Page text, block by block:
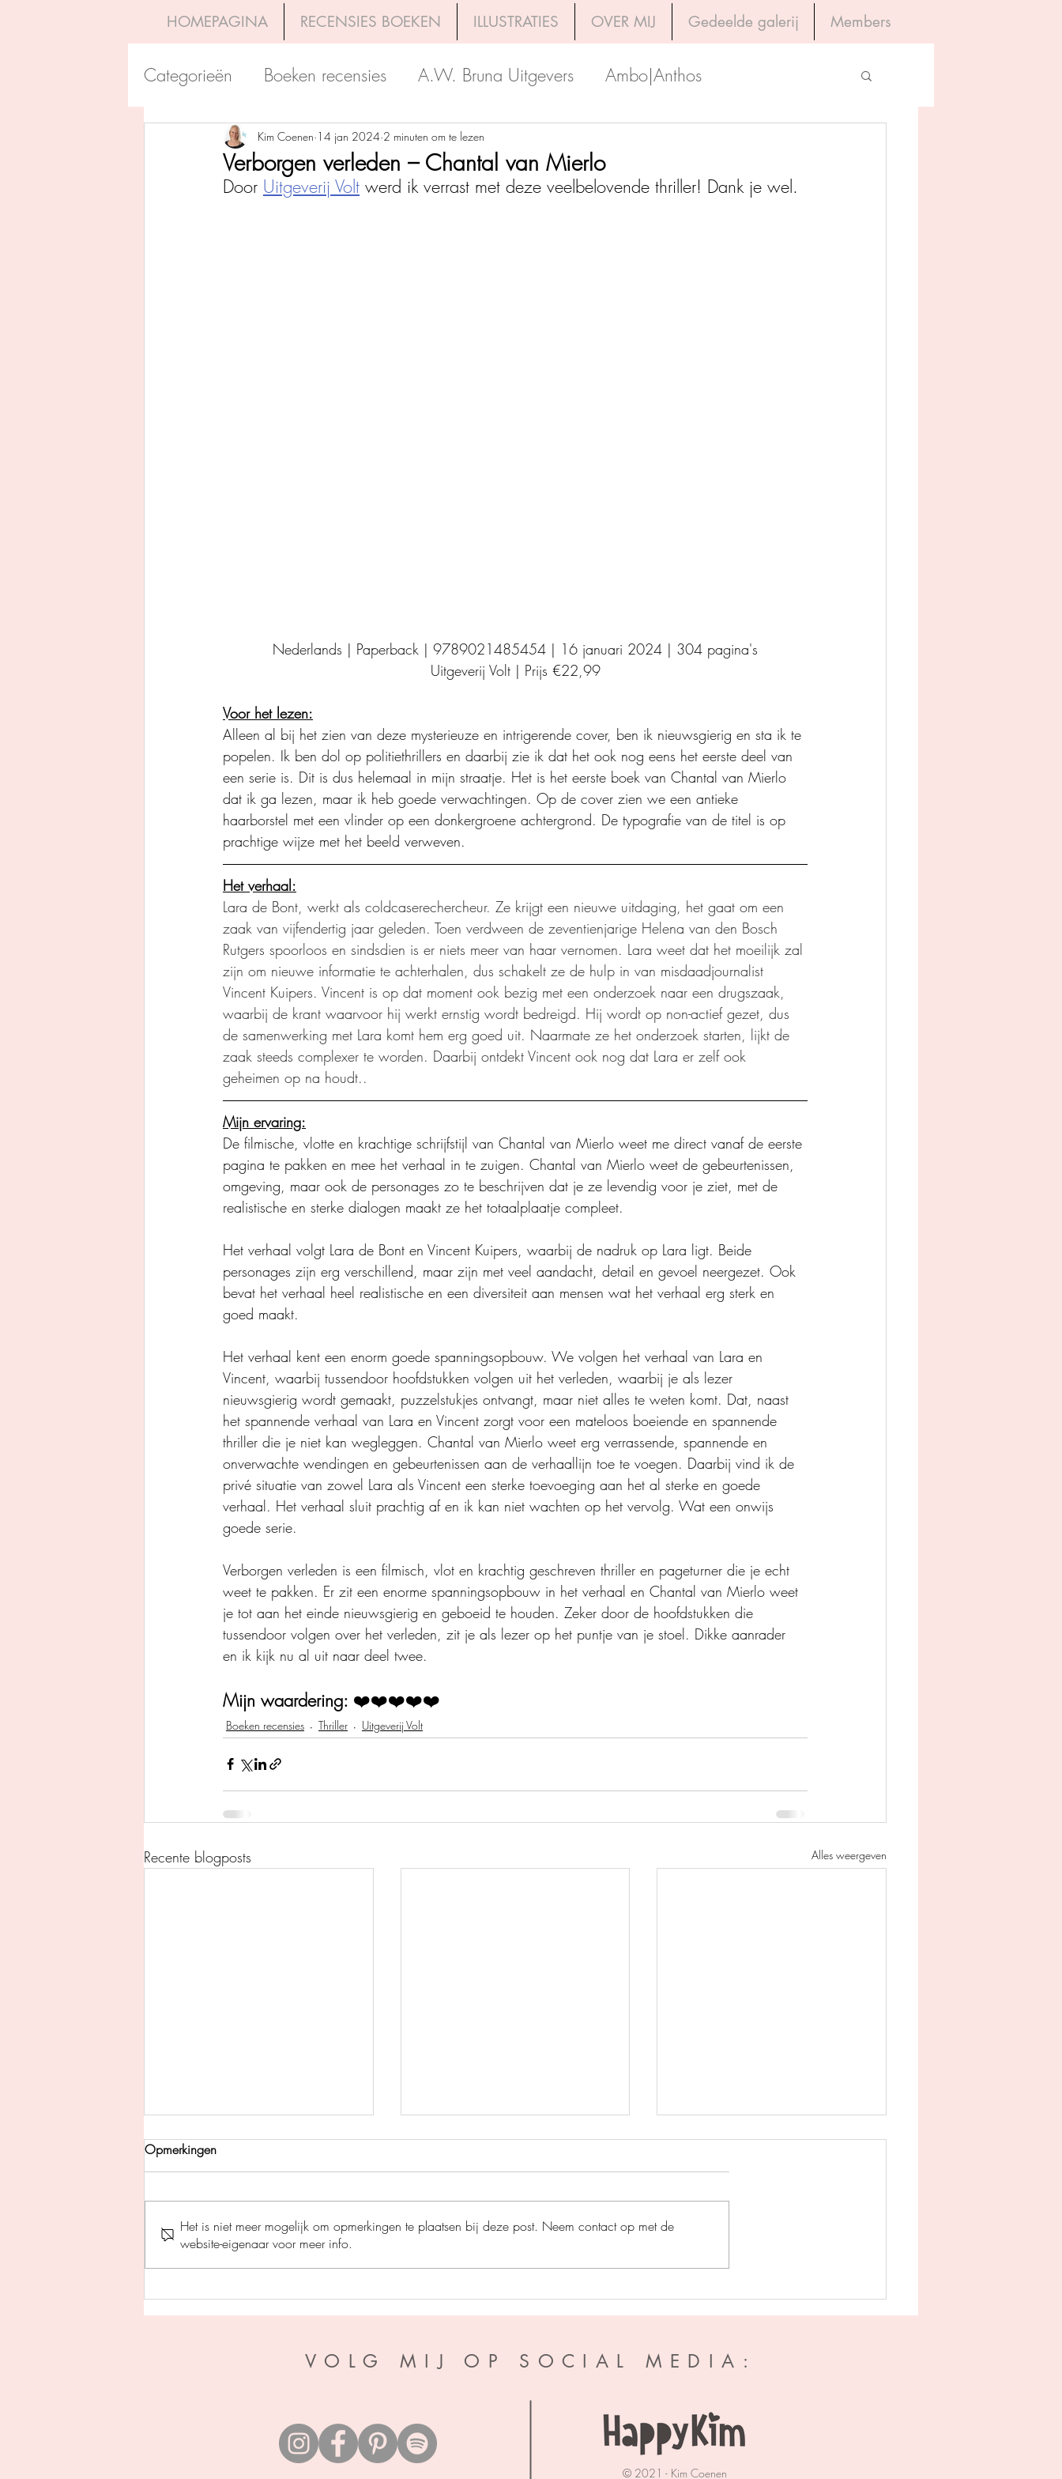
HOMEPAGINA RECENSIES BOEKEN ILLUSTRATIES OVER MIJ Gedeelde galerij Members
Categorieën Boeken recensies A.W. Bruna Uitgevers Ambo|Anthos
Uitgeverij Pelckmans Boekerij Uitgeverij Luitingh-Sijthoff
Overamstel Uitgevers Godijn Publishing The House of Books
Verborgen verleden – Chantal van Mierlo
Kim Coenen 14 jan 2024 2 minuten om te lezen
Door Uitgeverij Volt werd ik verrast met deze veelbelovende thriller! Dank je wel.
Nederlands | Paperback | 9789021485454 | 16 januari 2024 | 304 pagina's
Uitgeverij Volt | Prijs €22,99
Voor het lezen:
Alleen al bij het zien van deze mysterieuze en intrigerende cover, ben ik nieuwsgierig en sta ik te
popelen. Ik ben dol op politiethrillers en daarbij zie ik dat het ook nog eens het eerste deel van
een serie is. Dit is dus helemaal in mijn straatje. Het is het eerste boek van Chantal van Mierlo
dat ik ga lezen, maar ik heb goede verwachtingen. Op de cover zien we een antieke
haarborstel met een vlinder op een donkergroene achtergrond. De typografie van de titel is op
prachtige wijze met het beeld verweven.
Het verhaal:
Lara de Bont, werkt als coldcaserechercheur. Ze krijgt een nieuwe uitdaging, het gaat om een
zaak van vijfendertig jaar geleden. Toen verdween de zeventienjarige Helena van den Bosch
Rutgers spoorloos en sindsdien is er niets meer van haar vernomen. Lara weet dat het moeilijk zal
zijn om nieuwe informatie te achterhalen, dus schakelt ze de hulp in van misdaadjournalist
Vincent Kuipers. Vincent is op dat moment ook bezig met een onderzoek naar een drugszaak,
waarbij de krant waarvoor hij werkt ernstig wordt bedreigd. Hij wordt op non-actief gezet, dus
de samenwerking met Lara komt hem erg goed uit. Naarmate ze het onderzoek starten, lijkt de
zaak steeds complexer te worden. Daarbij ontdekt Vincent ook nog dat Lara er zelf ook
geheimen op na houdt..
Mijn ervaring:
De filmische, vlotte en krachtige schrijfstijl van Chantal van Mierlo weet me direct vanaf de eerste
pagina te pakken en mee het verhaal in te zuigen. Chantal van Mierlo weet de gebeurtenissen,
omgeving, maar ook de personages zo te beschrijven dat je ze levendig voor je ziet, met de
realistische en sterke dialogen maakt ze het totaalplaatje compleet.
Het verhaal volgt Lara de Bont en Vincent Kuipers, waarbij de nadruk op Lara ligt. Beide
personages zijn erg verschillend, maar zijn met veel aandacht, detail en gevoel neergezet. Ook
bevat het verhaal heel realistische en een diversiteit aan mensen wat het verhaal erg sterk en
goed maakt.
Het verhaal kent een enorm goede spanningsopbouw. We volgen het verhaal van Lara en
Vincent, waarbij tussendoor hoofdstukken volgen uit het verleden, waarbij je als lezer
nieuwsgierig wordt gemaakt, puzzelstukjes ontvangt, maar niet alles te weten komt. Dat, naast
het spannende verhaal van Lara en Vincent zorgt voor een mateloos boeiende en spannende
thriller die je niet kan wegleggen. Chantal van Mierlo weet erg verrassende, spannende en
onverwachte wendingen en gebeurtenissen aan de verhaallijn toe te voegen. Daarbij vind ik de
privé situatie van zowel Lara als Vincent een sterke toevoeging aan het al sterke en goede
verhaal. Het verhaal sluit prachtig af en ik kan niet wachten op het vervolg. Wat een onwijs
goede serie.
Verborgen verleden is een filmisch, vlot en krachtig geschreven thriller en pageturner die je echt
weet te pakken. Er zit een enorme spanningsopbouw in het verhaal en Chantal van Mierlo weet
je tot aan het einde nieuwsgierig en geboeid te houden. Zeker door de hoofdstukken die
tussendoor volgen over het verleden, zit je als lezer op het puntje van je stoel. Dikke aanrader
en ik kijk nu al uit naar deel twee.
Mijn waardering: ❤️❤️❤️❤️❤️
Boeken recensies Thriller Uitgeverij Volt
Recente blogposts Alles weergeven
Pil des doods - Gerard
A war of Wyverns - S.F.
Opmerkingen
Het is niet meer mogelijk om opmerkingen te plaatsen bij deze post. Neem contact op met de
website-eigenaar voor meer info.
VOLG MIJ OP SOCIAL MEDIA:
© 2021 - Kim Coenen